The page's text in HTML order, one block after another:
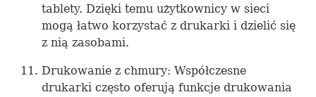
tablety. Dzięki temu użytkownicy w sieci
mogą łatwo korzystać z drukarki i dzielić się
z nią zasobami.
Drukowanie z chmury: Współczesne
drukarki często oferują funkcje drukowania